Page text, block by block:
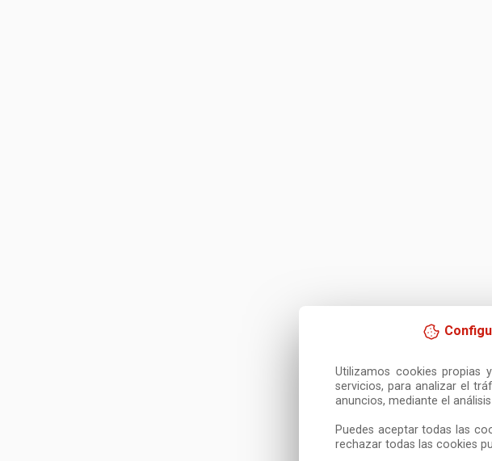
Utilizamos cookies propias
servicios, para analizar el
anuncios, mediante el
Puedes aceptar todas las
rechazar todas las cookies